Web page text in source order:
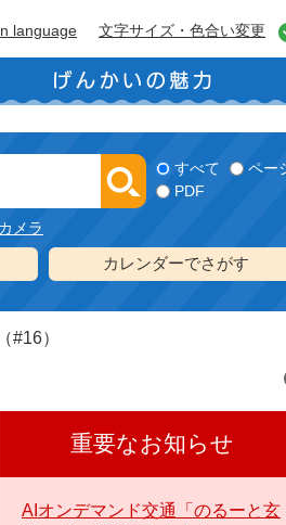
language 文字サイズ・色合い変更
すべて
ペー
PDF
メラ
カレンダーでさがす
#16）
重要なお知らせ
AIオンデマンド交通「のるーと玄